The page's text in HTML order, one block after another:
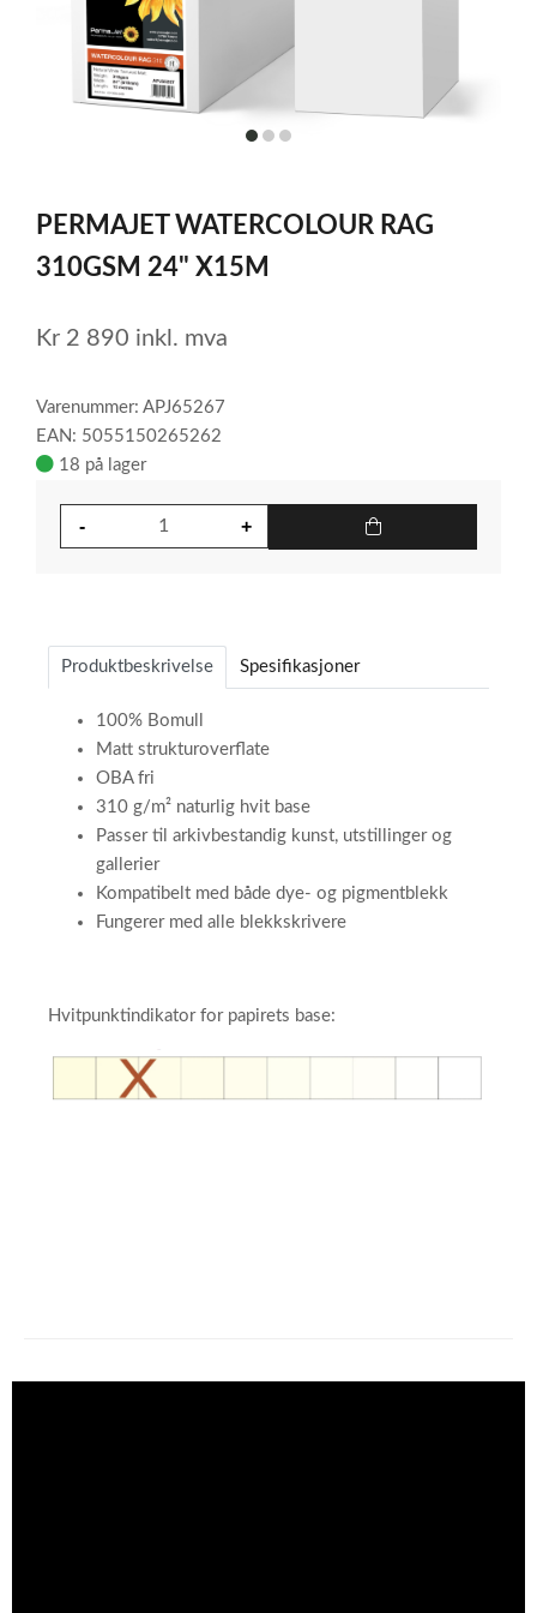
itemitemitem
of
3
PERMAJET WATERCOLOUR RAG
310GSM 24" X15M
Kr 2 890 inkl. mva
Varenummer: APJ65267
EAN: 5055150265262
18 på lager
Produktbeskrivelse Spesifikasjoner
100% Bomull
Matt strukturoverflate
OBA fri
310 g/m² naturlig hvit base
Passer til arkivbestandig kunst, utstillinger og
gallerier
Kompatibelt med både dye- og pigmentblekk
Fungerer med alle blekkskrivere
Hvitpunktindikator for papirets base:​